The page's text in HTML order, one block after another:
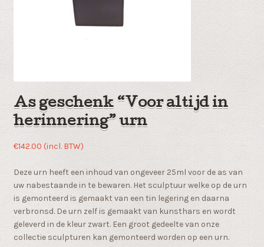
As geschenk “Voor altijd in
herinnering” urn
€142.00 (incl. BTW)
Deze urn heeft een inhoud van ongeveer 25ml voor de as van
uw nabestaande in te bewaren. Het sculptuur welke op de urn
is gemonteerd is gemaakt van een tin legering en daarna
verbronsd. De urn zelf is gemaakt van kunsthars en wordt
geleverd in de kleur zwart. Een groot gedeelte van onze
collectie sculpturen kan gemonteerd worden op een urn.